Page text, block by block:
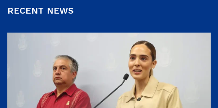
RECENT NEWS